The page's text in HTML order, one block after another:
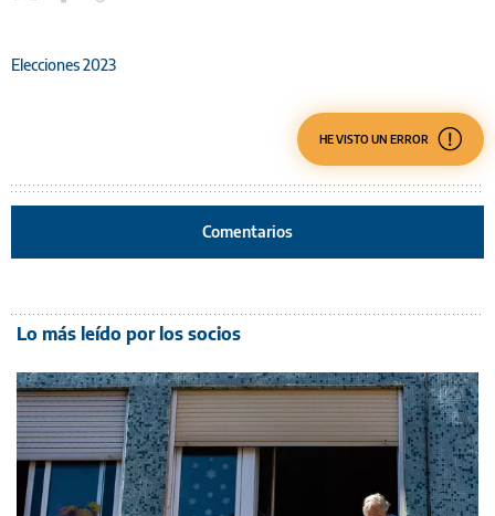
Elecciones 2023
HE VISTO UN ERROR
Comentarios
Lo más leído por los socios